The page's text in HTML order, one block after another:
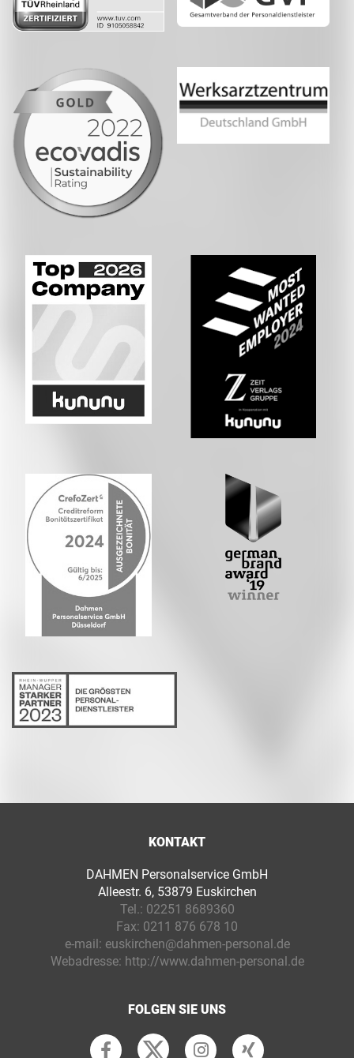
KONTAKT
DAHMEN Personalservice GmbH
Alleestr. 6, 53879 Euskirchen
Tel.: 02251 8689360
Fax: 0211 876 678 10
e-mail: euskirchen@dahmen-personal.de
Webadresse: http://www.dahmen-personal.de
FOLGEN SIE UNS